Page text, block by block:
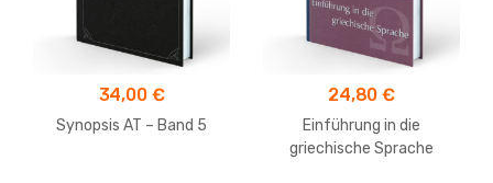
34,00 €
Synopsis AT – Band 5
24,80€
Einführung in die
griechische Sprache